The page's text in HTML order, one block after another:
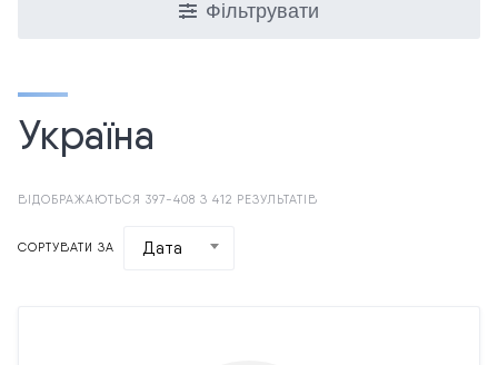
Фільтрувати
Україна
ВІДОБРАЖАЮТЬСЯ 397-408 З 412 РЕЗУЛЬТАТІВ
СОРТУВАТИ ЗА Дата